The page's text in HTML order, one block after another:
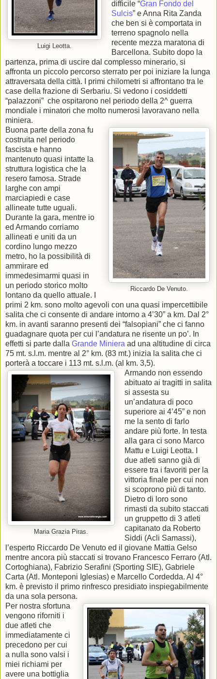
Luigi Leotta.
difficile “Gran Fondo del
Sulcis” e Anna Rita Zanda
che ben si è comportata in
terreno spagnolo nella
recente mezza maratona di
Barcellona. Subito dopo la
partenza, prima di uscire dal complesso minerario, si
affronta un piccolo percorso sterrato per poi iniziare la lunga
attraversata della città. I primi chilometri si affrontano tra le
case della frazione di Serbariu. Si vedono i cosiddetti
“palazzoni” che ospitarono nel periodo della 2^ guerra
mondiale i minatori che molto numerosi lavoravano nella
miniera.
Riccardo De Venuto.
Buona parte della zona fu
costruita nel periodo
fascista e hanno
mantenuto quasi intatte la
struttura logistica che la
resero famosa. Strade
larghe con ampi
marciapiedi e case
allineate tutte uguali.
Durante la gara, mentre io
ed Armando corriamo
allineati e uniti da un
cordino lungo mezzo
metro, ho la possibilità di
ammirare ed
immedesimarmi quasi in
un periodo storico molto
lontano da quello attuale. I
primi 2 km. sono molto agevoli con una quasi impercettibile
salita che ci consente di andare intorno a 4’30” a km. Dal 2°
km. in avanti saranno presenti dei “falsopiani” che ci fanno
guadagnare quota per cui l’andatura ne risente un po’. In
effetti si parte dalla Grande Miniera ad una altitudine di circa
75 mt. s.l.m. mentre al 2° km. (83 mt.) inizia la salita che ci
porterà a toccare i 113 mt. s.l.m. (al km. 3,5).
Maria Grazia Piras.
Armando non essendo
abituato ai tragitti in salita
si assesta su
un’andatura di poco
superiore ai 4’45” e non
me la sento di farlo
andare più forte. In testa
alla gara ci sono Marco
Mattu e Luigi Leotta. I
due atleti sanno già di
essere tra i favoriti per la
vittoria finale per cui non
si scoprono più di tanto.
Dietro di loro sono
rimasti da subito staccati
un gruppetto di 3 atleti
capitanato da Roberto
Siddi (Acli Samassi),
l’esperto Riccardo De Venuto ed il giovane Mattia Gelso
mentre ancora più staccati si trovano Francesco Ferraro (Atl.
Cortoghiana), Fabrizio Serafini (Sporting SIE), Gabriele
Carta (Atl. Monteponi Iglesias) e Marcello Cordedda. Al 4°
km. è previsto il primo rinfresco presidiato inspiegabilmente
da una sola persona.
Per nostra sfortuna
vengono riforniti i
due atleti che
immediatamente ci
precedono per cui
a nulla sono valsi i
miei richiami per
avere una bottiglia